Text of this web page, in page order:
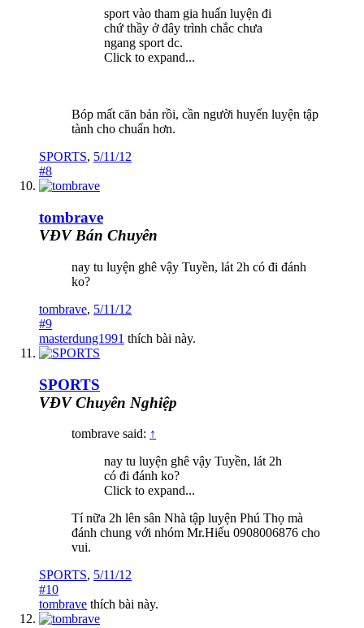
sport vào tham gia huấn luyện đi
chứ thầy ở đây trình chắc chưa
ngang sport dc.
Click to expand...
Bóp mất căn bản rồi, cần người huyến luyện tập
tành cho chuẩn hơn.
SPORTS, 5/11/12
#8
tombrave
VĐV Bán Chuyên
nay tu luyện ghê vậy Tuyền, lát 2h có đi đánh
ko?
tombrave, 5/11/12
#9
masterdung1991 thích bài này.
SPORTS
VĐV Chuyên Nghiệp
tombrave said: ↑
nay tu luyện ghê vậy Tuyền, lát 2h
có đi đánh ko?
Click to expand...
Tí nữa 2h lên sân Nhà tập luyện Phú Thọ mà
đánh chung với nhóm Mr.Hiếu 0908006876 cho
vui.
SPORTS, 5/11/12
#10
tombrave thích bài này.